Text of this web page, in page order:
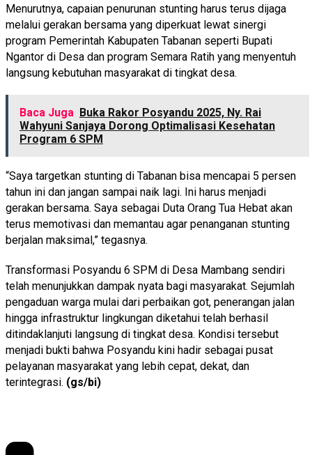
Menurutnya, capaian penurunan stunting harus terus dijaga
melalui gerakan bersama yang diperkuat lewat sinergi
program Pemerintah Kabupaten Tabanan seperti Bupati
Ngantor di Desa dan program Semara Ratih yang menyentuh
langsung kebutuhan masyarakat di tingkat desa.
Baca Juga Buka Rakor Posyandu 2025, Ny. Rai
Wahyuni Sanjaya Dorong Optimalisasi Kesehatan
Program 6 SPM
“Saya targetkan stunting di Tabanan bisa mencapai 5 persen
tahun ini dan jangan sampai naik lagi. Ini harus menjadi
gerakan bersama. Saya sebagai Duta Orang Tua Hebat akan
terus memotivasi dan memantau agar penanganan stunting
berjalan maksimal,” tegasnya.
Transformasi Posyandu 6 SPM di Desa Mambang sendiri
telah menunjukkan dampak nyata bagi masyarakat. Sejumlah
pengaduan warga mulai dari perbaikan got, penerangan jalan
hingga infrastruktur lingkungan diketahui telah berhasil
ditindaklanjuti langsung di tingkat desa. Kondisi tersebut
menjadi bukti bahwa Posyandu kini hadir sebagai pusat
pelayanan masyarakat yang lebih cepat, dekat, dan
terintegrasi. (gs/bi)